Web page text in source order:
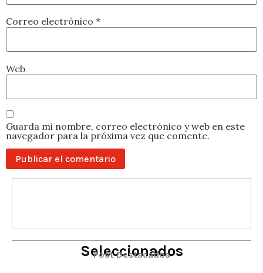
Correo electrónico *
Web
Guarda mi nombre, correo electrónico y web en este
navegador para la próxima vez que comente.
Seleccionados
Post Destacados